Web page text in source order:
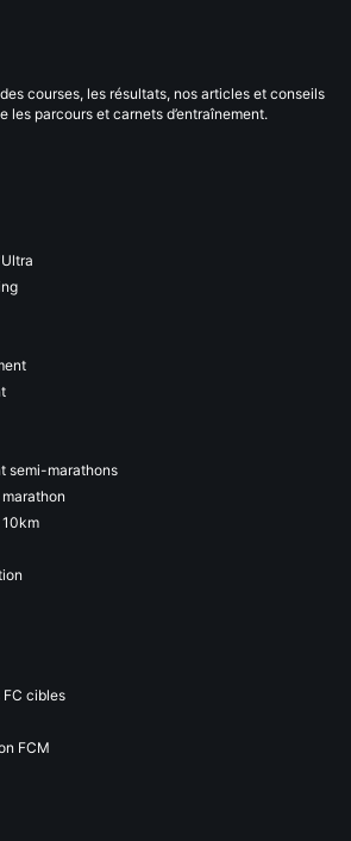
courses, les résultats, nos articles et conseils
les parcours et carnets d’entraînement.
semi-marathons
cibles
FCM